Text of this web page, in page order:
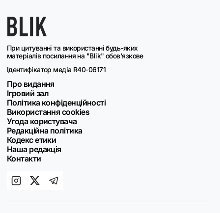
При цитуванні та використанні будь-яких
матеріалів посилання на "Blik" обов'язкове
Ідентифікатор медіа R40-06171
Про видання
Ігровий зал
Політика конфіденційності
Використання cookies
Угода користувача
Редакційна політика
Кодекс етики
Наша редакція
Контакти